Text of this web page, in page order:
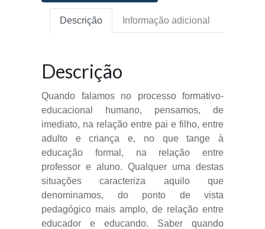
Descrição Informação adicional
Descrição
Quando falamos no processo formativo-
educacional humano, pensamos, de
imediato, na relação entre pai e filho, entre
adulto e criança e, no que tange à
educação formal, na relação entre
professor e aluno. Qualquer uma destas
situações caracteriza aquilo que
denominamos, do ponto de vista
pedagógico mais amplo, de relação entre
educador e educando. Saber quando